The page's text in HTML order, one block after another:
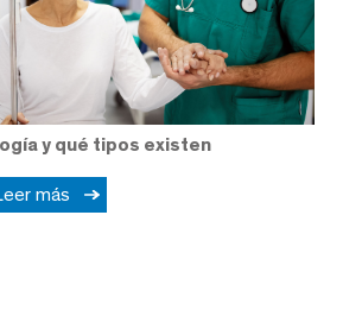
y qué tipos existen
más